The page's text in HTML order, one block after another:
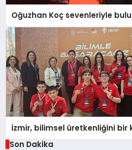
Oğuzhan Koç sevenleriyle
İzmir, bilimsel üretkenliğini bir
Son Dakika